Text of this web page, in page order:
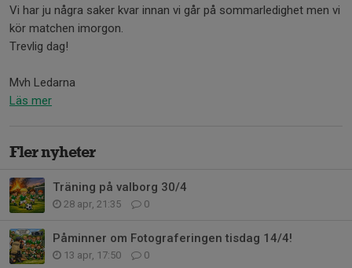
Vi har ju några saker kvar innan vi går på sommarledighet men vi
kör matchen imorgon.
Trevlig dag!
Mvh Ledarna
Läs mer
Fler nyheter
Träning på valborg 30/4
28 apr, 21:35 0
Påminner om Fotograferingen tisdag 14/4!
13 apr, 17:50 0